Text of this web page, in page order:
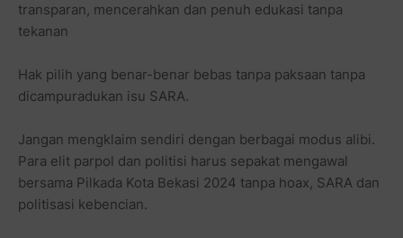
transparan, mencerahkan dan penuh edukasi tanpa
tekanan
Hak pilih yang benar-benar bebas tanpa paksaan tanpa
dicampuradukan isu SARA.
Jangan mengklaim sendiri dengan berbagai modus alibi.
Para elit parpol dan politisi harus sepakat mengawal
bersama Pilkada Kota Bekasi 2024 tanpa hoax, SARA dan
politisasi kebencian.